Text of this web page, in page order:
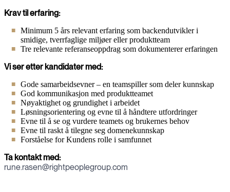
Krav til erfaring:
Minimum 5 års relevant erfaring som backendutvikler i
smidige, tverrfaglige miljøer eller produktteam
Tre relevante referanseoppdrag som dokumenterer erfaringen
Vi ser etter kandidater med:
Gode samarbeidsevner – en teamspiller som deler kunnskap
God kommunikasjon med produktteamet
Nøyaktighet og grundighet i arbeidet
Løsningsorientering og evne til å håndtere utfordringer
Evne til å se og vurdere teamets og brukernes behov
Evne til raskt å tilegne seg domenekunnskap
Forståelse for Kundens rolle i samfunnet
Ta kontakt med:
rune.rasen@rightpeoplegroup.com